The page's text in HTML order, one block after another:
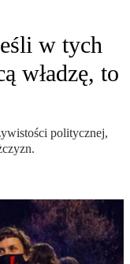
w tych
władzę, to
politycznej,